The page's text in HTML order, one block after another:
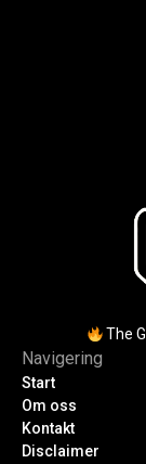
The
Navigering
Start
Om oss
Kontakt
Disclaimer